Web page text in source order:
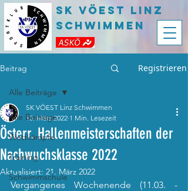
SK VÖEST LInz
Schwimmen
Beitrag Registrieren
Alle Beiträge
Wettkämpfe
Training
Schwimmschule
Alle Beiträge
Österr. Hallenmeisterschaften der
Nachwuchsklasse 2022
SK VÖEST Linz Schwimmen
13. März 2022 1 Min. Lesezeit
Aktualisiert: 21. März 2022
Vergangenes Wochenende (11.03. -